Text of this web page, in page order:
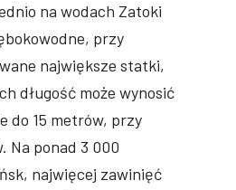
na wodach Zatoki
przy
największe statki,
długość może wynosić
do 15 metrów, przy
Na ponad 3 000
najwięcej zawinięć